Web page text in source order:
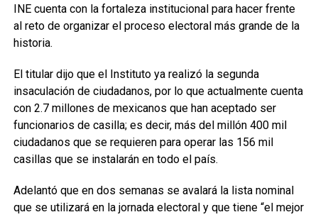
INE cuenta con la fortaleza institucional para hacer frente
al reto de organizar el proceso electoral más grande de la
historia.
El titular dijo que el Instituto ya realizó la segunda
insaculación de ciudadanos, por lo que actualmente cuenta
con 2.7 millones de mexicanos que han aceptado ser
funcionarios de casilla; es decir, más del millón 400 mil
ciudadanos que se requieren para operar las 156 mil
casillas que se instalarán en todo el país.
Adelantó que en dos semanas se avalará la lista nominal
que se utilizará en la jornada electoral y que tiene “el mejor